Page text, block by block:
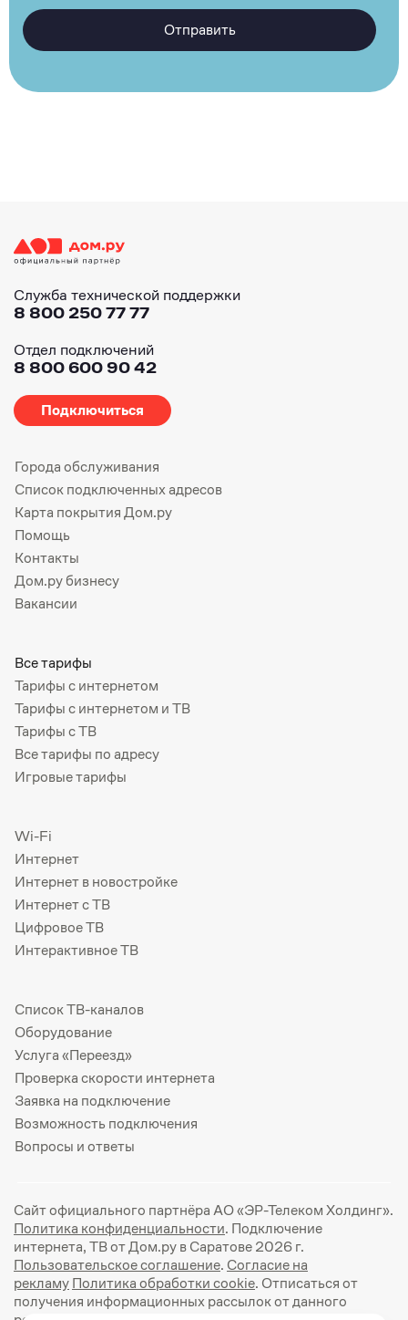
Отправить
Служба технической поддержки
8 800 250 77 77
Отдел подключений
8 800 600 90 42
Подключиться
Города обслуживания
Список подключенных адресов
Карта покрытия Дом.ру
Помощь
Контакты
Дом.ру бизнесу
Вакансии
Все тарифы
Тарифы с интернетом
Тарифы с интернетом и ТВ
Тарифы с ТВ
Все тарифы по адресу
Игровые тарифы
Wi-Fi
Интернет
Интернет в новостройке
Интернет с ТВ
Цифровое ТВ
Интерактивное ТВ
Список ТВ-каналов
Оборудование
Услуга «Переезд»
Проверка скорости интернета
Заявка на подключение
Возможность подключения
Вопросы и ответы
Сайт официального партнёра АО «ЭР-Телеком Холдинг».
Политика конфиденциальности. Подключение
интернета, ТВ от Дом.ру в Саратове 2026 г.
Пользовательское соглашение. Согласие на
рекламуПолитика обработки cookie. Отписаться от
получения информационных рассылок от данного